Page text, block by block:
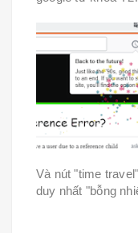
Và nút "time
duy nhất "bỗng